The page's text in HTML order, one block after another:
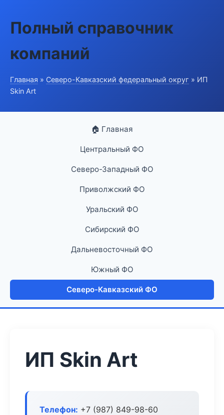
Полный справочник
компаний
Главная » Северо-Кавказский федеральный округ » ИП
Skin Art
🏠 Главная
Центральный ФО
Северо-Западный ФО
Приволжский ФО
Уральский ФО
Сибирский ФО
Дальневосточный ФО
Южный ФО
Северо-Кавказский ФО
ИП Skin Art
Телефон: +7 (987) 849-98-60